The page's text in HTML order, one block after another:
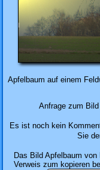
Apfelbaum auf einem
Anfrage zum
Es ist noch kein
Sie
Das BildApfelbaum von
Verweis zum kopieren